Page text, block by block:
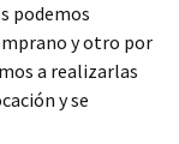
podemos
y otro por
a realizarlas
y se